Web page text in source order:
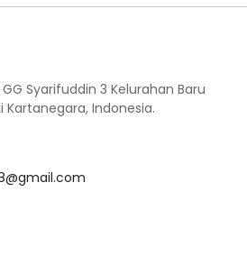
Syarifuddin 3 Kelurahan Baru
Kartanegara, Indonesia.